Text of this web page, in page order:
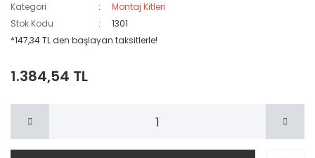
Kategori
Montaj Kitleri
Stok Kodu
1301
*147,34 TL den başlayan taksitlerle!
1.384,54 TL